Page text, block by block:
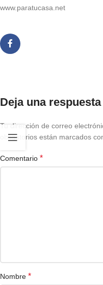
www.paratucasa.net
Deja una respuesta
Tu dirección de correo
obligatorios están marcados
Comentario *
Nombre *